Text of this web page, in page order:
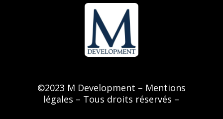
©2023 M Development – Mentions
légales – Tous droits réservés –